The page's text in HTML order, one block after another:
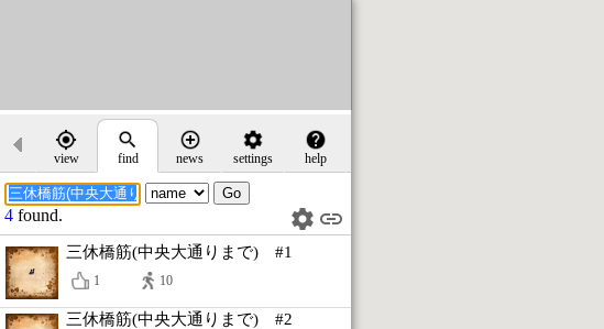
view find news settings help
4 found.
三休橋筋(中央大通りまで) #1
1 10
三休橋筋(中央大通りまで) #2